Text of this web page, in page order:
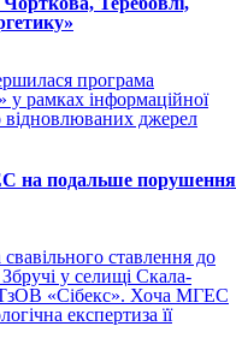
програма
рамках інформаційної
відновлюваних джерел
на подальше порушення
ставлення до
у селищі Скала-
ТзОВ «Сібекс». Хоча МГЕС
експертиза її